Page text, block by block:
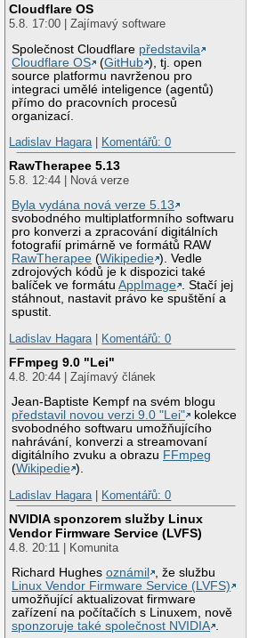
Cloudflare OS
5.8. 17:00 | Zajímavý software
Společnost Cloudflare představila
Cloudflare OS
(GitHub ), tj. open
source platformu navrženou pro
integraci umělé inteligence (agentů)
přímo do pracovních procesů
organizací.
Ladislav Hagara| Komentářů: 0
RawTherapee 5.13
5.8. 12:44 | Nová verze
Byla vydána nová verze 5.13
svobodného multiplatformního softwaru
pro konverzi a zpracování digitálních
fotografií primárně ve formátů RAW
RawTherapee (Wikipedie ). Vedle
zdrojových kódů je k dispozici také
balíček ve formátuAppImage . Stačí jej
stáhnout, nastavit právo ke spuštění a
spustit.
Ladislav Hagara| Komentářů: 0
FFmpeg 9.0 "Lei"
4.8. 20:44 | Zajímavý článek
Jean-Baptiste Kempf na svém blogu
představil novou verzi 9.0 "Lei"
kolekce
svobodného softwaru umožňujícího
nahrávání, konverzi a streamovaní
digitálního zvuku a obrazu FFmpeg
(Wikipedie ).
Ladislav Hagara| Komentářů: 0
NVIDIA sponzorem služby Linux
Vendor Firmware Service (LVFS)
4.8. 20:11 | Komunita
Richard Hughesoznámil
, že službu
Linux Vendor Firmware Service (LVFS)
umožňující aktualizovat firmware
zařízení na počítačích s Linuxem, nově
sponzoruje také společnost NVIDIA .